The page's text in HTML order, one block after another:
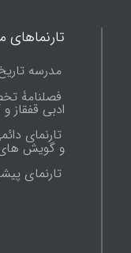
تارنماهای
مدرسه
فصلنامۀ
ادبی قفقاز
تارنمای
و گویش های
تارنماى